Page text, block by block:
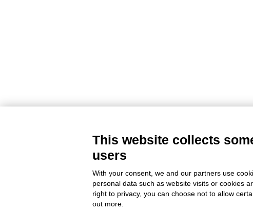
- Via
This website collects
users
With your consent, we and our partners use
personal data such as website visits or cookies
right to privacy, you can choose not to allow
out more.